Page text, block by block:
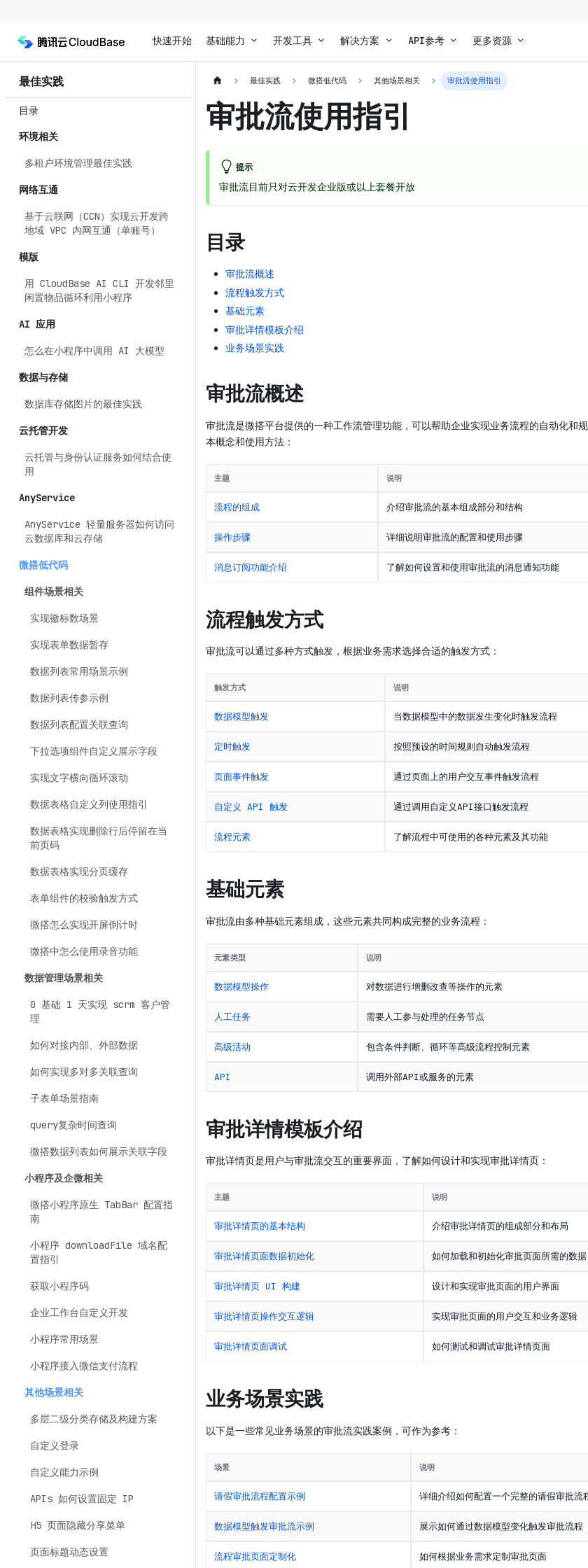
快速开始 基础能力 开发工具 解决方案 API参考 更多资源
最佳实践
目录
环境相关
多租户环境管理最佳实践
网络互通
基于云联网（CCN）实现云开发跨
地域 VPC 内网互通（单账号）
模版
用 CloudBase AI CLI 开发邻里
闲置物品循环利用小程序
AI 应用
怎么在小程序中调用 AI 大模型
数据与存储
数据库存储图片的最佳实践
云托管开发
云托管与身份认证服务如何结合使
用
AnyService
AnyService 轻量服务器如何访问
云数据库和云存储
微搭低代码
组件场景相关
实现徽标数场景
实现表单数据暂存
数据列表常用场景示例
数据列表传参示例
数据列表配置关联查询
下拉选项组件自定义展示字段
实现文字横向循环滚动
数据表格自定义列使用指引
数据表格实现删除行后停留在当
前页码
数据表格实现分页缓存
表单组件的校验触发方式
微搭怎么实现开屏倒计时
微搭中怎么使用录音功能
数据管理场景相关
0 基础 1 天实现 scrm 客户管
理
如何对接内部、外部数据
如何实现多对多关联查询
子表单场景指南
query复杂时间查询
微搭数据列表如何展示关联字段
小程序及企微相关
微搭小程序原生 TabBar 配置指
南
小程序 downloadFile 域名配
置指引
获取小程序码
企业工作台自定义开发
小程序常用场景
小程序接入微信支付流程
其他场景相关
多层二级分类存储及构建方案
自定义登录
自定义能力示例
APIs 如何设置固定 IP
H5 页面隐藏分享菜单
页面标题动态设置
最佳实践 微搭低代码 其他场景相关 审批流使用指引
审批流使用指引
提示
审批流目前只对云开发企业版或以上套餐开放
目录
审批流概述
流程触发方式
基础元素
审批详情模板介绍
业务场景实践
审批流概述
审批流是微搭平台提供的一种工作流管理功能，可以帮助企业实现业务流程的自动化和
本概念和使用方法：
主题 说明
流程的组成 介绍审批流的基本组成部分和结构
操作步骤 详细说明审批流的配置和使用步骤
消息订阅功能介绍 了解如何设置和使用审批流的消息通知功能
流程触发方式
审批流可以通过多种方式触发，根据业务需求选择合适的触发方式：
触发方式 说明
数据模型触发 当数据模型中的数据发生变化时触发流程
定时触发 按照预设的时间规则自动触发流程
页面事件触发 通过页面上的用户交互事件触发流程
自定义 API 触发 通过调用自定义API接口触发流程
流程元素 了解流程中可使用的各种元素及其功能
基础元素
审批流由多种基础元素组成，这些元素共同构成完整的业务流程：
元素类型 说明
数据模型操作 对数据进行增删改查等操作的元素
人工任务 需要人工参与处理的任务节点
高级活动 包含条件判断、循环等高级流程控制元素
API 调用外部API或服务的元素
审批详情模板介绍
审批详情页是用户与审批流交互的重要界面，了解如何设计和实现审批详情页：
主题 说明
审批详情页的基本结构 介绍审批详情页的组成部分和布局
审批详情页面数据初始化 如何加载和初始化审批页面所需的数据
审批详情页 UI 构建 设计和实现审批页面的用户界面
审批详情页操作交互逻辑 实现审批页面的用户交互和业务逻辑
审批详情页面调试 如何测试和调试审批详情页面
业务场景实践
以下是一些常见业务场景的审批流实践案例，可作为参考：
场景 说明
请假审批流程配置示例 详细介绍如何配置一个完整的请假审批流
数据模型触发审批流示例 展示如何通过数据模型变化触发审批流程
流程审批页面定制化 如何根据业务需求定制审批页面